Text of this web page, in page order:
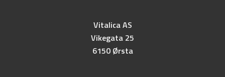
Vitalica AS
Vikegata 25
6150 Ørsta